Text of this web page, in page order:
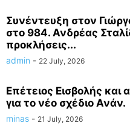
Συνέντευξη στον
στο 984. Ανδρέας
προκλήσεις...
admin - 22 July, 2026
Επέτειος Εισβολής και
για το νέο σχέδιο Ανάν.
minas - 21 July, 2026